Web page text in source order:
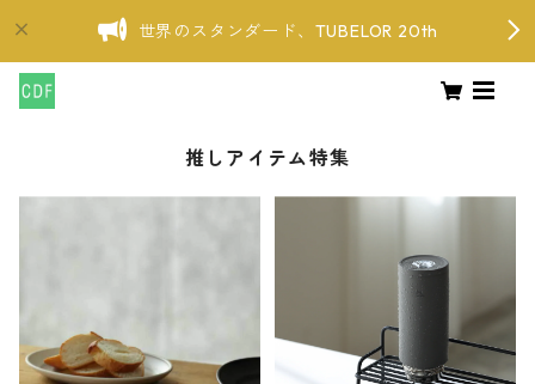
世界のスタンダード、TUBELOR 20th
推しアイテム特集